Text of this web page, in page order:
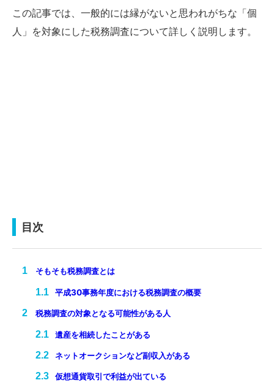
この記事では、一般的には縁がないと思われがちな「個
人」を対象にした税務調査について詳しく説明します。
目次
そもそも税務調査とは
平成30事務年度における税務調査の概要
税務調査の対象となる可能性がある人
遺産を相続したことがある
ネットオークションなど副収入がある
仮想通貨取引で利益が出ている